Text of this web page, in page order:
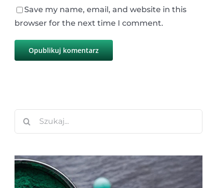
Save my name, email, and website in this
browser for the next time I comment.